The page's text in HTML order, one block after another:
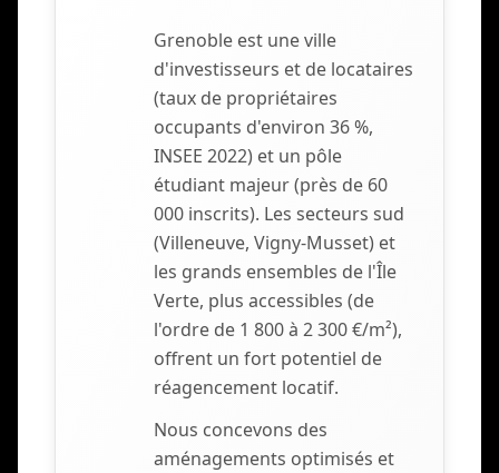
Grenoble est une ville
d'investisseurs et de locataires
(taux de propriétaires
occupants d'environ 36 %,
INSEE 2022) et un pôle
étudiant majeur (près de 60
000 inscrits). Les secteurs sud
(Villeneuve, Vigny-Musset) et
les grands ensembles de l'Île
Verte, plus accessibles (de
l'ordre de 1 800 à 2 300 €/m²),
offrent un fort potentiel de
réagencement locatif.
Nous concevons des
aménagements optimisés et